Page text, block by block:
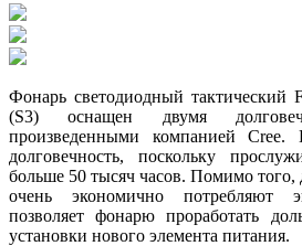
Фонарь светодиодный
(S3) оснащен двумя
произведенными компанией
долговечность, поскольку
больше 50 тысяч часов. Помимо того,
очень экономично потребляют
позволяет фонарю проработать
установки нового элемента питания.